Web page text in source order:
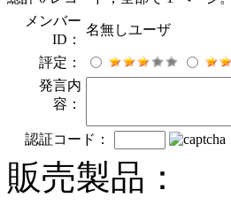
メンバー
ID：
名無しユーザ
評定：
発言内
容：
認証コード：
販売製品：